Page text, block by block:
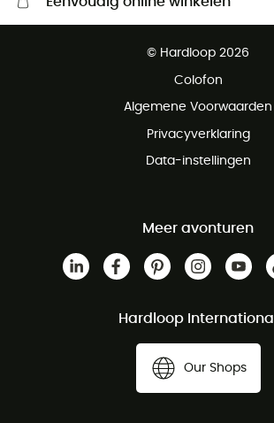
Gratis retourneren binnen 100 dagen
© Hardloop 2026
Colofon
Algemene Voorwaarden
Privacyverklaring
Data-instellingen
Meer avonturen
Hardloop International
Our Shops